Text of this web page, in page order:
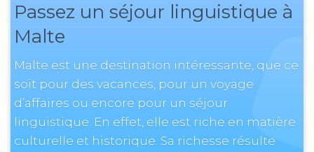
Passez un séjour linguistique à
Malte
Malte est une destination intéressante, que ce
soit pour des vacances, pour un voyage
d’affaires ou encore pour un séjour
linguistique. En effet, elle est riche en matière
culturelle et historique. Sa richesse résulte